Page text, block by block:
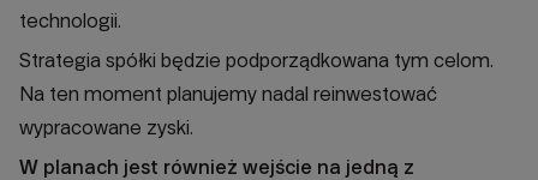
technologii.
Strategia spółki będzie podporządkowana tym celom.
Na ten moment planujemy nadal reinwestować
wypracowane zyski.
W planach jest również wejście na jedną z